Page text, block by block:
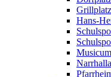
Grillplatz
Hans-
Musicum
Narrhalla